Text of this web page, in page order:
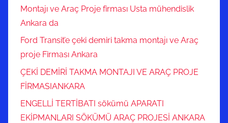
Montajı ve Araç Proje firması Usta mühendislik
Ankara da
Ford Transit’e çeki demiri takma montajı ve Araç
proje Firması Ankara
ÇEKİ DEMİRİ TAKMA MONTAJI VE ARAÇ PROJE
FİRMASIANKARA
ENGELLİ TERTİBATI sökümü APARATI
EKİPMANLARI SÖKÜMÜ ARAÇ PROJESİ ANKARA